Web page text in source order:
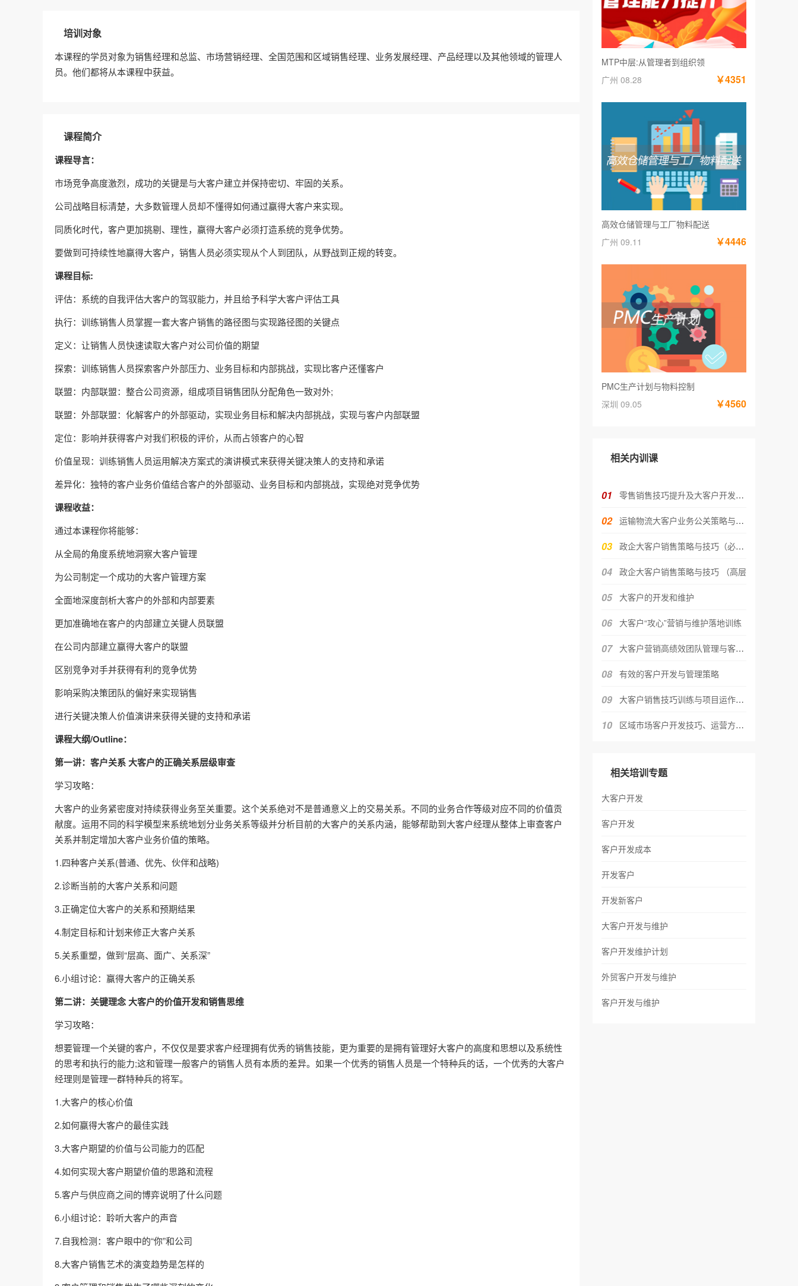
培训对象
本课程的学员对象为销售经理和总监、市场营销经理、全国范围和区域销售经理、业务发展经理、产品经理以及其他领域的管理人
员。他们都将从本课程中获益。
课程简介
课程导言：
市场竞争高度激烈，成功的关键是与大客户建立并保持密切、牢固的关系。
公司战略目标清楚，大多数管理人员却不懂得如何通过赢得大客户来实现。
同质化时代，客户更加挑剔、理性，赢得大客户必须打造系统的竞争优势。
要做到可持续性地赢得大客户，销售人员必须实现从个人到团队，从野战到正规的转变。
课程目标:
评估：系统的自我评估大客户的驾驭能力，并且给予科学大客户评估工具
执行：训练销售人员掌握一套大客户销售的路径图与实现路径图的关键点
定义：让销售人员快速读取大客户对公司价值的期望
探索：训练销售人员探索客户外部压力、业务目标和内部挑战，实现比客户还懂客户
联盟：内部联盟：整合公司资源，组成项目销售团队分配角色一致对外;
联盟：外部联盟：化解客户的外部驱动，实现业务目标和解决内部挑战，实现与客户内部联盟
定位：影响并获得客户对我们积极的评价，从而占领客户的心智
价值呈现：训练销售人员运用解决方案式的演讲模式来获得关键决策人的支持和承诺
差异化：独特的客户业务价值结合客户的外部驱动、业务目标和内部挑战，实现绝对竞争优势
课程收益：
通过本课程你将能够：
从全局的角度系统地洞察大客户管理
为公司制定一个成功的大客户管理方案
全面地深度剖析大客户的外部和内部要素
更加准确地在客户的内部建立关键人员联盟
在公司内部建立赢得大客户的联盟
区别竞争对手并获得有利的竞争优势
影响采购决策团队的偏好来实现销售
进行关键决策人价值演讲来获得关键的支持和承诺
课程大纲/Outline：
第一讲：客户关系 大客户的正确关系层级审查
学习攻略：
大客户的业务紧密度对持续获得业务至关重要。这个关系绝对不是普通意义上的交易关系。不同的业务合作等级对应不同的价值贡
献度。运用不同的科学模型来系统地划分业务关系等级并分析目前的大客户的关系内涵，能够帮助到大客户经理从整体上审查客户
关系并制定增加大客户业务价值的策略。
1.四种客户关系(普通、优先、伙伴和战略)
2.诊断当前的大客户关系和问题
3.正确定位大客户的关系和预期结果
4.制定目标和计划来修正大客户关系
5.关系重塑，做到“层高、面广、关系深”
6.小组讨论：赢得大客户的正确关系
第二讲：关键理念 大客户的价值开发和销售思维
学习攻略：
想要管理一个关键的客户，不仅仅是要求客户经理拥有优秀的销售技能，更为重要的是拥有管理好大客户的高度和思想以及系统性
的思考和执行的能力;这和管理一般客户的销售人员有本质的差异。如果一个优秀的销售人员是一个特种兵的话，一个优秀的大客户
经理则是管理一群特种兵的将军。
1.大客户的核心价值
2.如何赢得大客户的最佳实践
3.大客户期望的价值与公司能力的匹配
4.如何实现大客户期望价值的思路和流程
5.客户与供应商之间的博弈说明了什么问题
6.小组讨论：聆听大客户的声音
7.自我检测：客户眼中的“你”和公司
8.大客户销售艺术的演变趋势是怎样的
MTP中层:从管理者到组织领
广州 08.28
￥4351
高效仓储管理与工厂物料配送
广州 09.11
￥4446
PMC生产计划与物料控制
深圳 09.05
￥4560
相关内训课
01 零售销售技巧提升及大客户开发与管
02 运输物流大客户业务公关策略与销售
03 政企大客户销售策略与技巧（必会版
04 政企大客户销售策略与技巧 （高层
05 大客户的开发和维护
06 大客户“攻心”营销与维护落地训练
07 大客户营销高绩效团队管理与客户开
08 有效的客户开发与管理策略
09 大客户销售技巧训练与项目运作实务
10 区域市场客户开发技巧、运营方法及
相关培训专题
大客户开发
客户开发
客户开发成本
开发客户
开发新客户
大客户开发与维护
客户开发维护计划
外贸客户开发与维护
客户开发与维护